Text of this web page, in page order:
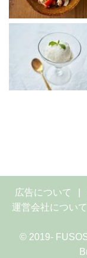
広告について
運営会社について
© 2019-